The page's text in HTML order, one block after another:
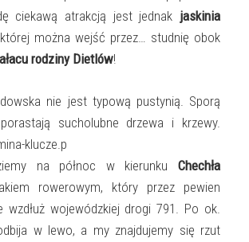
ciekawą atrakcją jest jednak jaskinia
można wejść przez… studnię obok
rodziny Dietlów!
na północ w kierunku Chechła
rowerowym, który przez pewien
wzdłuż wojewódzkiej drogi 791. Po ok.
w lewo, a my znajdujemy się rzut